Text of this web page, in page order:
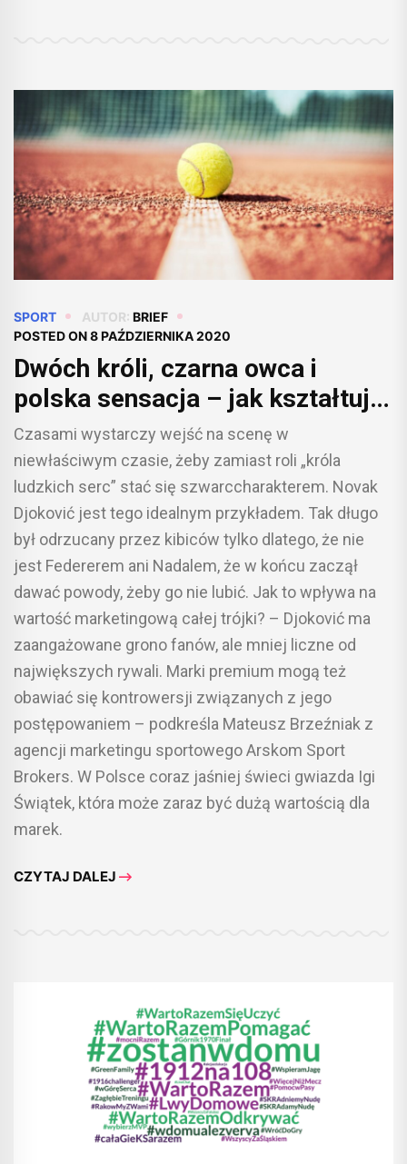
SPORT AUTOR: BRIEF
POSTED ON8 PAŹDZIERNIKA 2020
Dwóch króli, czarna owca i
polska sensacja – jak kształtuje
się wizerunek tenisowych
gwiazd?
Czasami wystarczy wejść na scenę w
niewłaściwym czasie, żeby zamiast roli „króla
ludzkich serc” stać się szwarccharakterem. Novak
Djoković jest tego idealnym przykładem. Tak długo
był odrzucany przez kibiców tylko dlatego, że nie
jest Federerem ani Nadalem, że w końcu zaczął
dawać powody, żeby go nie lubić. Jak to wpływa na
wartość marketingową całej trójki? – Djoković ma
zaangażowane grono fanów, ale mniej liczne od
największych rywali. Marki premium mogą też
obawiać się kontrowersji związanych z jego
postępowaniem – podkreśla Mateusz Brzeźniak z
agencji marketingu sportowego Arskom Sport
Brokers. W Polsce coraz jaśniej świeci gwiazda Igi
Świątek, która może zaraz być dużą wartością dla
marek.
CZYTAJ DALEJ